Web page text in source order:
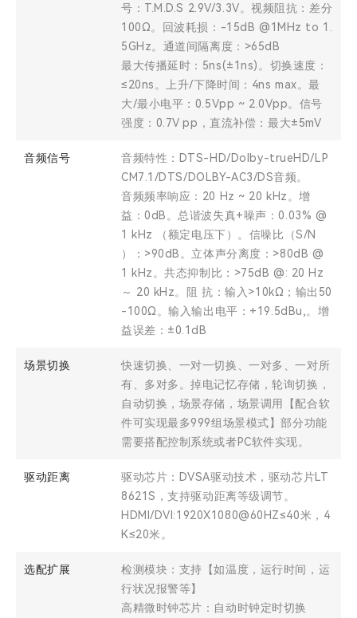
号：T.M.D.S 2.9V/3.3V。视频阻抗：差分
100Ω。回波耗损：-15dB @1MHz to 1.
5GHz。通道间隔离度：>65dB
最大传播延时：5ns(±1ns)。切换速度：
≤20ns。上升/下降时间：4ns max。最
大/最小电平：0.5Vpp ~ 2.0Vpp。信号
强度：0.7V pp，直流补偿：最大±5mV
音频信号
音频特性：DTS-HD/Dolby-trueHD/LP
CM7.1/DTS/DOLBY-AC3/DS音频。
音频频率响应：20 Hz ~ 20 kHz。增
益：0dB。总谐波失真+噪声：0.03% @
1 kHz （额定电压下）。信噪比（S/N
）：>90dB。立体声分离度：>80dB @
1 kHz。共态抑制比：>75dB @: 20 Hz
～ 20 kHz。阻 抗：输入>10kΩ；输出50
-100Ω。输入输出电平：+19.5dBu,。增
益误差：±0.1dB
场景切换
快速切换、一对一切换、一对多、一对所
有、多对多。掉电记忆存储，轮询切换，
自动切换，场景存储，场景调用【配合软
件可实现最多999组场景模式】部分功能
需要搭配控制系统或者PC软件实现。
驱动距离
驱动芯片：DVSA驱动技术，驱动芯片LT
8621S，支持驱动距离等级调节。
HDMI/DVI:1920X1080@60HZ≤40米，4
K≤20米。
选配扩展
检测模块：支持【如温度，运行时间，运
行状况报警等】
高精微时钟芯片：自动时钟定时切换